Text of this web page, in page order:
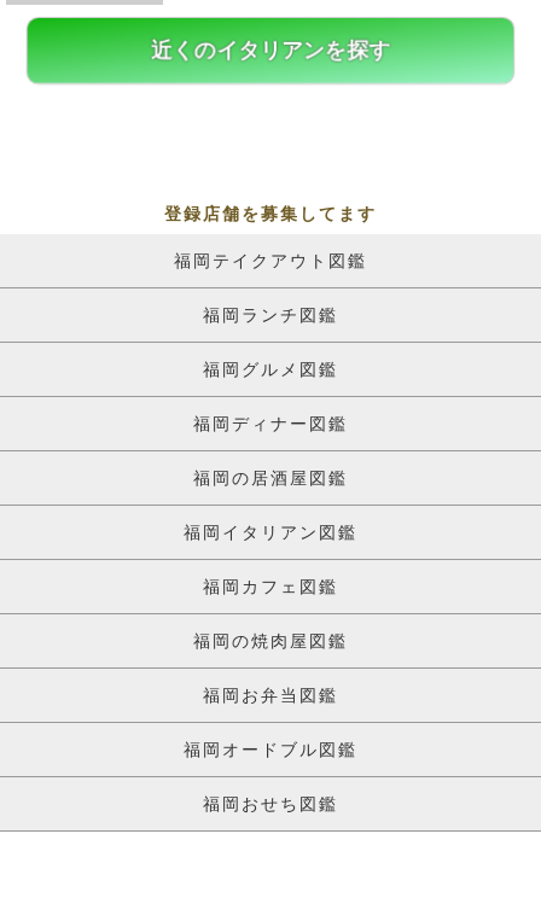
近くのイタリアンを探す
登録店舗を募集してます
福岡テイクアウト図鑑
福岡ランチ図鑑
福岡グルメ図鑑
福岡ディナー図鑑
福岡の居酒屋図鑑
福岡イタリアン図鑑
福岡カフェ図鑑
福岡の焼肉屋図鑑
福岡お弁当図鑑
福岡オードブル図鑑
福岡おせち図鑑